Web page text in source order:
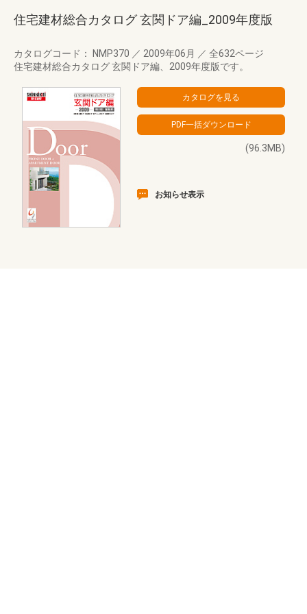
住宅建材総合カタログ 玄関ドア編_2009年度版
カタログコード： NMP370 ／ 2009年06月 ／ 全632ページ
住宅建材総合カタログ 玄関ドア編、2009年度版です。
(96.3MB)
お知らせ表示